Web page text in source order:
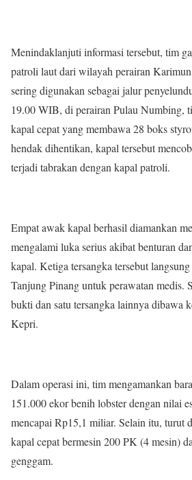
Menindaklanjuti informasi tersebut, tim
patroli laut dari wilayah perairan
sering digunakan sebagai jalur
19.00 WIB, di perairan Pulau Numbing,
kapal cepat yang membawa 28 boks
hendak dihentikan, kapal tersebut
terjadi tabrakan dengan kapal patroli.
Empat awak kapal berhasil diamankan
mengalami luka serius akibat benturan
kapal. Ketiga tersangka tersebut
Tanjung Pinang untuk perawatan medis.
bukti dan satu tersangka lainnya dibawa
Kepri.
Dalam operasi ini, tim mengamankan
151.000 ekor benih lobster dengan nilai
mencapai Rp15,1 miliar. Selain itu, turut
kapal cepat bermesin 200 PK (4 mesin)
genggam.